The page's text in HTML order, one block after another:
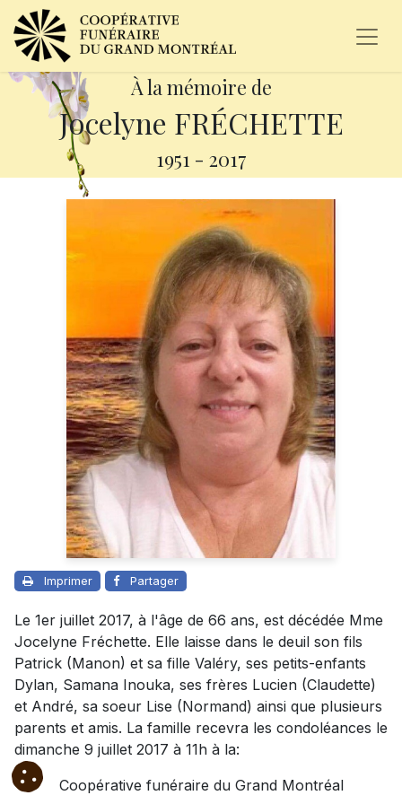
À la mémoire de
Jocelyne FRÉCHETTE
1951 - 2017
Imprimer Partager
Le 1er juillet 2017, à l'âge de 66 ans, est décédée Mme
Jocelyne Fréchette. Elle laisse dans le deuil son fils
Patrick (Manon) et sa fille Valéry, ses petits-enfants
Dylan, Samana Inouka, ses frères Lucien (Claudette)
et André, sa soeur Lise (Normand) ainsi que plusieurs
parents et amis. La famille recevra les condoléances le
dimanche 9 juillet 2017 à 11h à la:
Coopérative funéraire du Grand Montréal